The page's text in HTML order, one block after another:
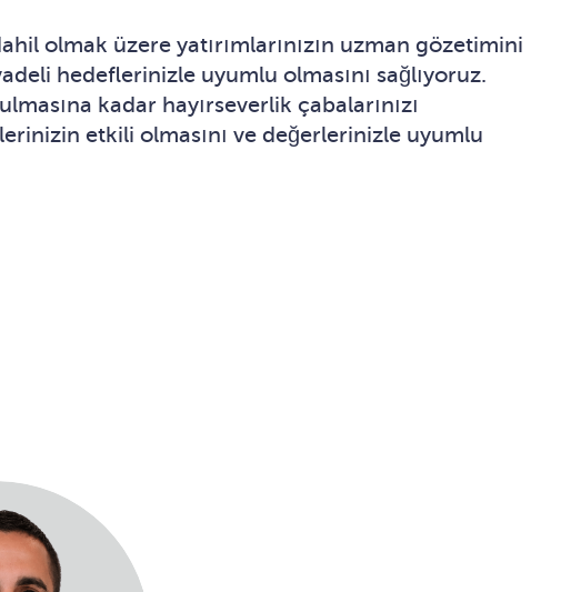
olmak üzere yatırımlarınızın uzman gözetimini
hedeflerinizle uyumlu olmasını sağlıyoruz.
kadar hayırseverlik çabalarınızı
etkili olmasını ve değerlerinizle uyumlu